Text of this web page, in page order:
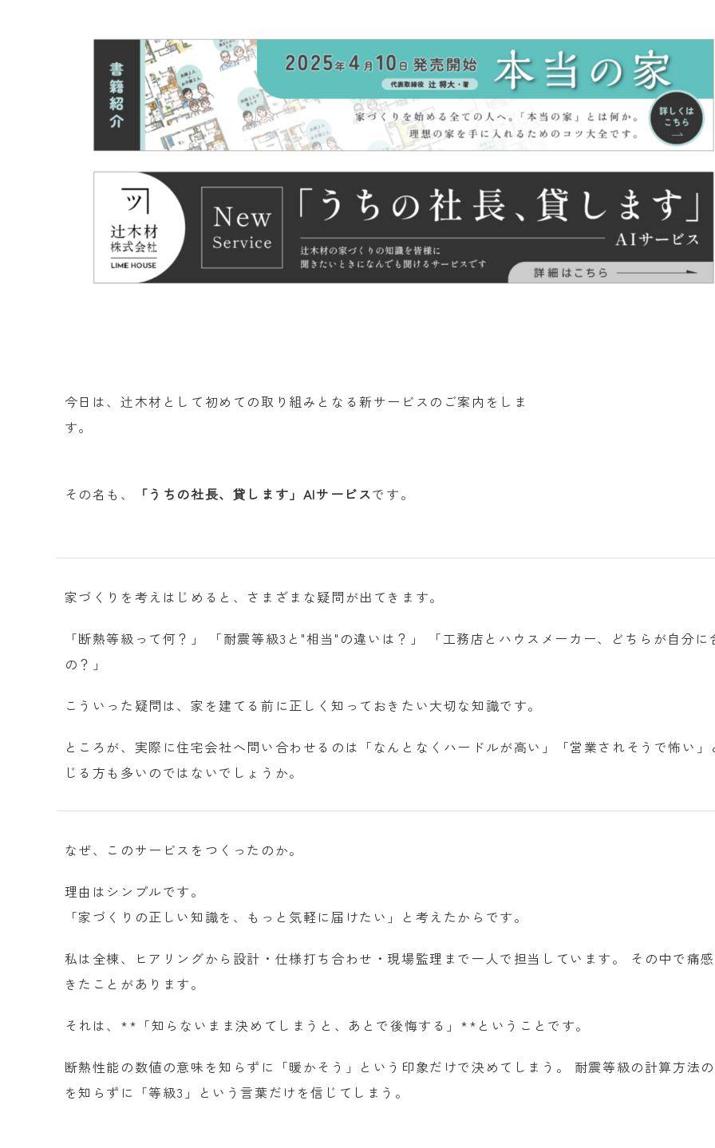
今日は、辻木材として初めての取り組みとなる新サービスのご案内をしま
す。
その名も、 「うちの社長、貸します」AIサービスです。
家づくりを考えはじめると、さまざまな疑問が出てきます。
「断熱等級って何？」 「耐震等級3と"相当"の違いは？」 「工務店とハウスメーカー、どちらが自分に
の？」
こういった疑問は、家を建てる前に正しく知っておきたい大切な知識です。
ところが、実際に住宅会社へ問い合わせるのは「なんとなくハードルが高い」「営業されそうで怖い」
じる方も多いのではないでしょうか。
なぜ、このサービスをつくったのか。
理由はシンプルです。
「家づくりの正しい知識を、もっと気軽に届けたい」と考えたからです。
私は全棟、ヒアリングから設計・仕様打ち合わせ・現場監理まで一人で担当しています。 その中で痛
きたことがあります。
それは、**「知らないまま決めてしまうと、あとで後悔する」**ということです。
断熱性能の数値の意味を知らずに「暖かそう」という印象だけで決めてしまう。 耐震等級の計算方法
を知らずに「等級3」という言葉だけを信じてしまう。